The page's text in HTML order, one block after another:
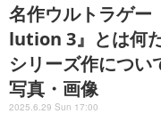
名作ウルトラゲ
lution 3』とは何
シリーズ作につい
写真・画像
2025.6.29 Sun 17:00